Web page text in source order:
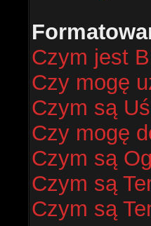
Czym jest
Czy mogę
Czym są
Czy mogę
Czym są
Czym są
Czym są